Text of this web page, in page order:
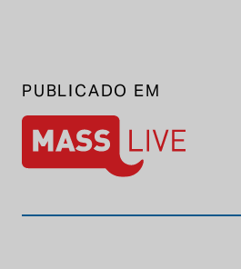
PUBLICADO EM